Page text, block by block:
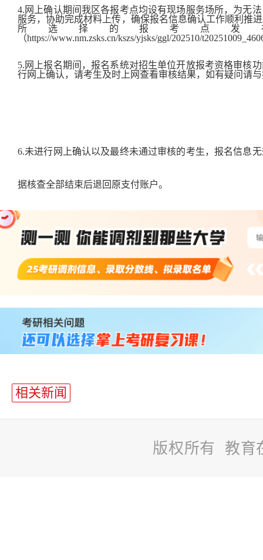
4.网上确认期间我区各报考点均设有现场服务场所，为无
服务，协助完成材料上传，确保报名信息确认工作顺利推
所选择的报考点发
（https://www.nm.zsks.cn/kszs/yjsks/ggl/202510/
5.网上报名期间，报名系统对招生单位开放报考资格审核
行网上确认，请考生及时上网查看审核结果，如有疑问请
6.未进行网上确认以及最终未通过审核的考生，报名信息
据核查全部结束后退回原支付账户。
相关新闻
版权所有 教育